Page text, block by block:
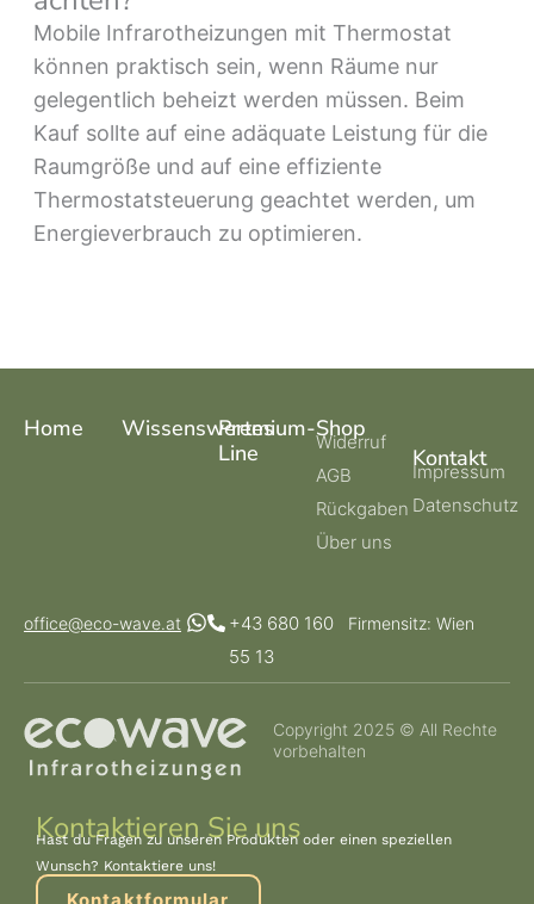
Mobile Infrarotheizungen mit Thermostat
können praktisch sein, wenn Räume nur
gelegentlich beheizt werden müssen. Beim
Kauf sollte auf eine adäquate Leistung für die
Raumgröße und auf eine effiziente
Thermostatsteuerung geachtet werden, um
Energieverbrauch zu optimieren.
Home Wissenswertes
Premium-
Line
Shop
Widerruf
AGB
Rückgaben
Über uns
Kontakt
Impressum
Datenschutz
office@eco-wave.at
+43 680 160
55 13
Firmensitz: Wien
Copyright 2025 © All Rechte
vorbehalten
Kontaktieren Sie uns
Hast du Fragen zu unseren Produkten oder einen speziellen
Wunsch? Kontaktiere uns!